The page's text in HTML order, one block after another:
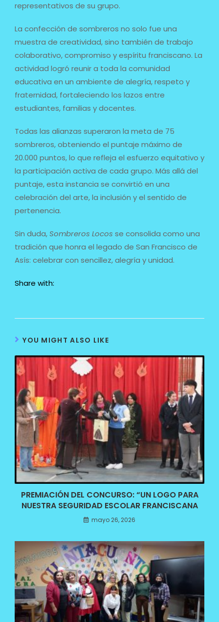
representativos de su grupo.
La confección de sombreros no solo fue una
muestra de creatividad, sino también de trabajo
colaborativo, compromiso y espíritu franciscano. La
actividad logró reunir a toda la comunidad
educativa en un ambiente de alegría, respeto y
fraternidad, fortaleciendo los lazos entre
estudiantes, familias y docentes.
Todas las alianzas superaron la meta de 75
sombreros, obteniendo el puntaje máximo de
20.000 puntos, lo que refleja el esfuerzo equitativo y
la participación activa de cada grupo. Más allá del
puntaje, esta instancia se convirtió en una
celebración del arte, la inclusión y el sentido de
pertenencia.
Sin duda,Sombreros Locos se consolida como una
tradición que honra el legado de San Francisco de
Asís: celebrar con sencillez, alegría y unidad.
Share with:
YOU MIGHT ALSO LIKE
PREMIACIÓN DEL CONCURSO: “UN LOGO PARA
NUESTRA SEGURIDAD ESCOLAR FRANCISCANA
mayo 26, 2026